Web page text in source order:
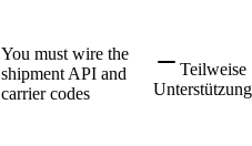
You must wire the
shipment API and
carrier codes
Teilweise
Unterstützung